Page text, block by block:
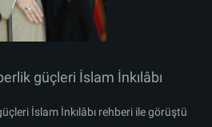
güçleri İslam İnkılâbı
İslam İnkılâbı rehberi ile görüştü